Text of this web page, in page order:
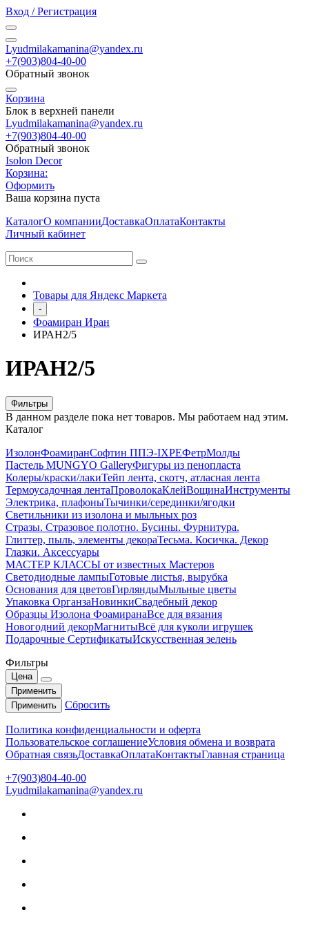
Вход / Регистрация
Lyudmilakamanina@yandex.ru
+7(903)804-40-00
Обратный звонок
Корзина
Блок в верхней панели
Lyudmilakamanina@yandex.ru
+7(903)804-40-00
Обратный звонок
Isolon Decor
Корзина:
Оформить
Ваша корзина пуста
КаталогО компанииДоставкаОплатаКонтакты
Личный кабинет
Товары для Яндекс Маркета
-
Фоамиран Иран
ИРАН2/5
ИРАН2/5
Фильтры
В данном разделе пока нет товаров. Мы работаем над этим.
Каталог
ИзолонФоамиранСофтин ППЭ-IXPEФетрМолды
Пастель MUNGYO GalleryФигуры из пенопласта
Колеры/краски/лакиТейп лента, скотч, атласная лента
Термоусадочная лентаПроволокаКлейВощинаИнструменты
Электрика, плафоныТычинки/серединки/ягодки
Светильники из изолона и мыльных роз
Стразы. Стразовое полотно. Бусины. Фурнитура.
Глиттер, пыль, элементы декораТесьма. Косичка. Декор
Глазки. Аксессуары
МАСТЕР КЛАССЫ от известных Мастеров
Светодиодные лампыГотовые листья, вырубка
Основания для цветовГирляндыМыльные цветы
Упаковка ОрганзаНовинкиСвадебный декор
Образцы Изолона ФоамиранаВсе для вязания
Новогодний декорМагнитыВсё для куколи игрушек
Подарочные СертификатыИскусственная зелень
Фильтры
Цена
Применить
Применить
Сбросить
Политика конфиденциальности и оферта
Пользовательское соглашениеУсловия обмена и возврата
Обратная связьДоставкаОплатаКонтактыГлавная страница
+7(903)804-40-00
Lyudmilakamanina@yandex.ru